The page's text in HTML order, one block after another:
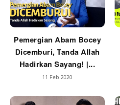
Pemergian Abam Bocey
Dicemburi, Tanda Allah
Hadirkan Sayang! |...
11 Feb 2020